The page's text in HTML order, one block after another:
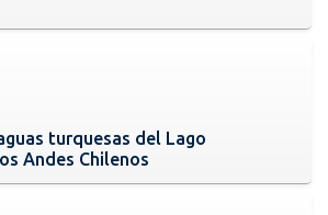
turquesas del Lago
Andes Chilenos